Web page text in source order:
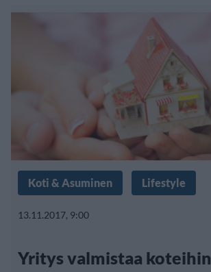
Koti & Asuminen Lifestyle
13.11.2017, 9:00
Yritys valmistaa koteihin